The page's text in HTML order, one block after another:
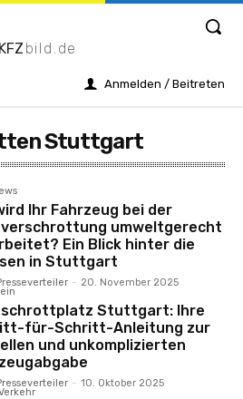
KFZ bild.de
Anmelden / Beitreten
Stuttgart
Ihr Fahrzeug bei der
umweltgerecht
Ein Blick hinter die
in Stuttgart
- 20. November 2025
Stuttgart: Ihre
für-Schritt-Anleitung zur
und unkomplizierten
- 10. Oktober 2025